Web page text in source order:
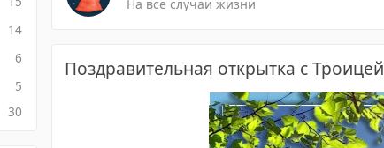
14
6
5
30
На все случаи жизни
Поздравительная открытка с Троицей